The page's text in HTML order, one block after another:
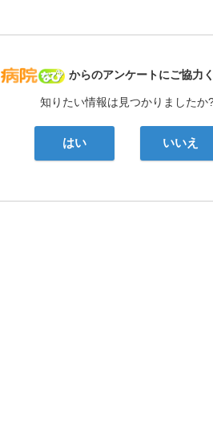
病院なび
からのアンケートにご協力く
知りたい情報は見つかりましたか
はい いいえ